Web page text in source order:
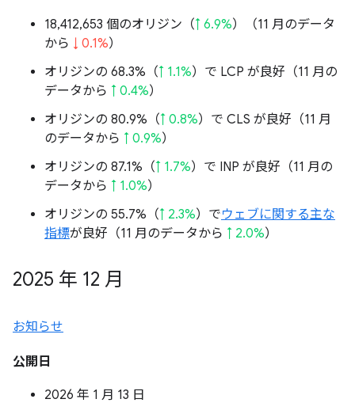
18,412,653 個のオリジン（↑ 6.9%）（11 月のデータ
から ↓ 0.1%）
オリジンの 68.3%（↑ 1.1%）で LCP が良好（11 月の
データから ↑ 0.4%）
オリジンの 80.9%（↑ 0.8%）で CLS が良好（11 月
のデータから ↑ 0.9%）
オリジンの 87.1%（↑ 1.7%）で INP が良好（11 月の
データから ↑ 1.0%）
オリジンの 55.7%（↑ 2.3%）でウェブに関する主な
指標が良好（11 月のデータから ↑ 2.0%）
2025 年 12 月
お知らせ
公開日
2026 年 1 月 13 日